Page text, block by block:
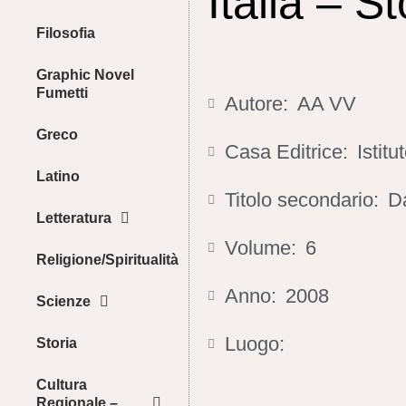
Filosofia
Graphic Novel
Fumetti
Greco
Latino
Letteratura
Religione/Spiritualità
Scienze
Storia
Cultura
Regionale –
Autore: AA VV
Casa Editrice:
Titolo secondario:
Volume: 6
Anno: 2008
Luogo: